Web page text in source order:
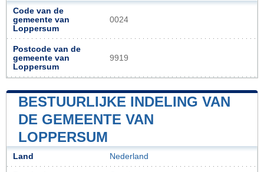
Code van de
gemeente van
Loppersum
0024
Postcode van de
gemeente van
Loppersum
9919
BESTUURLIJKE INDELING VAN
DE GEMEENTE VAN
LOPPERSUM
Land Nederland